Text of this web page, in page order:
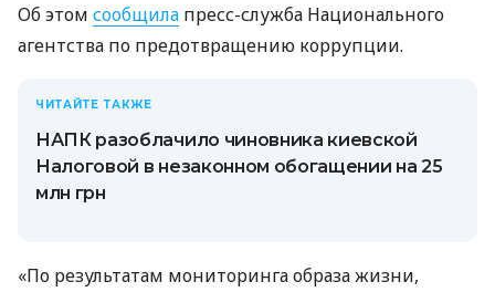
Об этом сообщила пресс-служба Национального
агентства по предотвращению коррупции.
ЧИТАЙТЕ ТАКЖЕ
НАПК разоблачило чиновника киевской
Налоговой в незаконном обогащении на 25
млн грн
«По результатам мониторинга образа жизни,